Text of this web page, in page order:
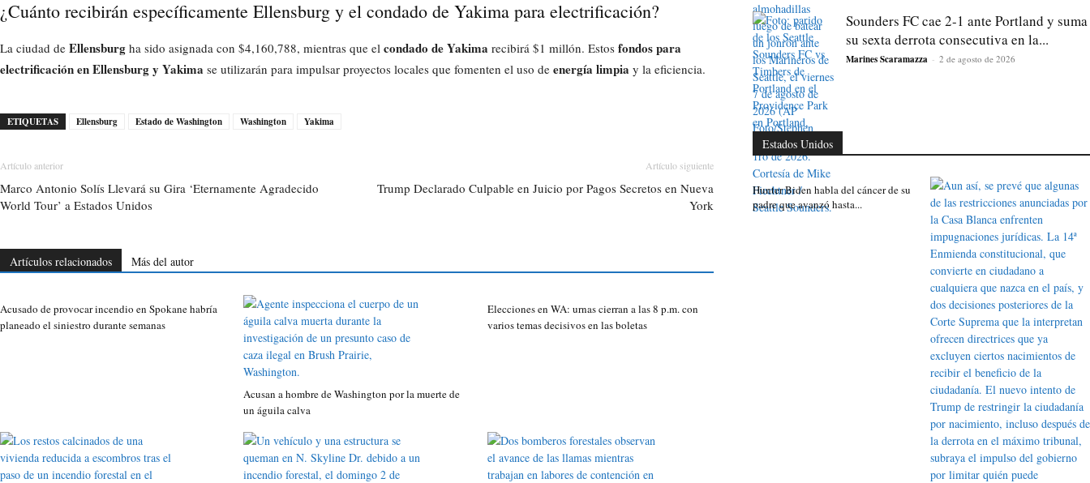
¿Cuánto recibirán específicamente Ellensburg y el condado de Yakima para electrificación?
La ciudad de Ellensburg ha sido asignada con $4,160,788, mientras que el condado de Yakima recibirá $1 millón. Estos fondos para
electrificación en Ellensburg y Yakima se utilizarán para impulsar proyectos locales que fomenten el uso de energía limpia y la eficiencia.
ETIQUETAS Ellensburg Estado de Washington Washington Yakima
Artículo anterior
Marco Antonio Solís Llevará su Gira ‘Eternamente Agradecido
World Tour’ a Estados Unidos
Artículo siguiente
Trump Declarado Culpable en Juicio por Pagos Secretos en Nueva
York
Artículos relacionados Más del autor
Acusado de provocar incendio en Spokane habría
planeado el siniestro durante semanas
Acusan a hombre de Washington por la muerte de
un águila calva
Elecciones en WA: urnas cierran a las 8 p.m. con
varios temas decisivos en las boletas
Sounders FC cae 2-1 ante Portland y suma
su sexta derrota consecutiva en la...
Marines Scaramazza - 2 de agosto de 2026
Estados Unidos
Hunter Biden habla del cáncer de su
padre que avanzó hasta...